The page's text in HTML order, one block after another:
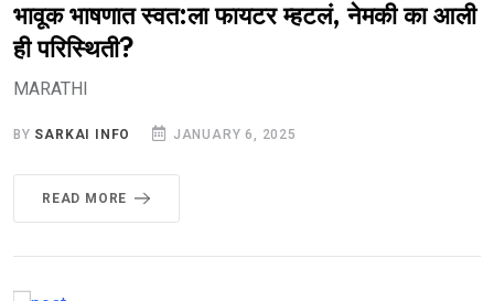
भावूक भाषणात स्वत:ला फायटर म्हटलं, नेमकी का आली
ही परिस्थिती?
MARATHI
BY SARKAI INFO JANUARY 6, 2025
READ MORE